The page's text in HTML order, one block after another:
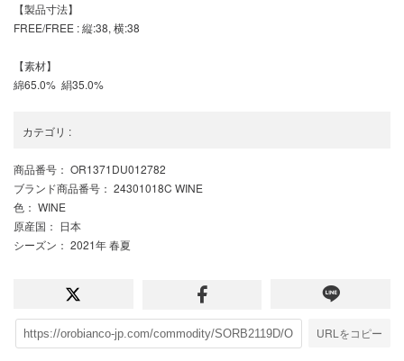
【製品寸法】
FREE/FREE : 縦:38, 横:38
【素材】
綿65.0% 絹35.0%
カテゴリ :
商品番号 ： OR1371DU012782
ブランド商品番号 ： 24301018C WINE
色 ： WINE
原産国 ： 日本
シーズン ： 2021年 春夏
URLをコピー